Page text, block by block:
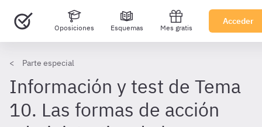
Oposiciones Esquemas Mes gratis
Acceder
Parte especial
Información y test de Tema
10. Las formas de acción